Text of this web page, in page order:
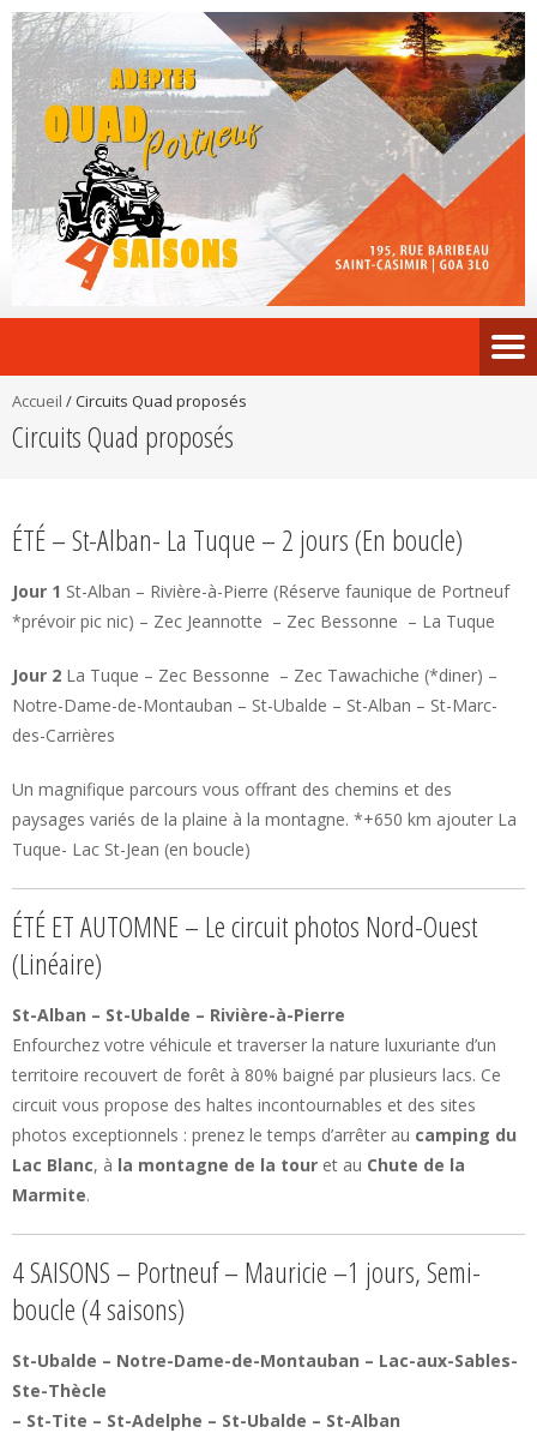
Accueil /Circuits Quad proposés
Circuits Quad proposés
ÉTÉ – St-Alban- La Tuque – 2 jours (En boucle)
Jour 1 St-Alban – Rivière-à-Pierre (Réserve faunique de Portneuf
*prévoir pic nic) – Zec Jeannotte – Zec Bessonne – La Tuque
Jour 2 La Tuque – Zec Bessonne – Zec Tawachiche (*diner) –
Notre-Dame-de-Montauban – St-Ubalde – St-Alban – St-Marc-
des-Carrières
Un magnifique parcours vous offrant des chemins et des
paysages variés de la plaine à la montagne. *+650 km ajouter La
Tuque- Lac St-Jean (en boucle)
ÉTÉ ET AUTOMNE – Le circuit photos Nord-Ouest
(Linéaire)
St-Alban – St-Ubalde – Rivière-à-Pierre
Enfourchez votre véhicule et traverser la nature luxuriante d’un
territoire recouvert de forêt à 80% baigné par plusieurs lacs. Ce
circuit vous propose des haltes incontournables et des sites
photos exceptionnels : prenez le temps d’arrêter au camping du
Lac Blanc, à la montagne de la tour et au Chute de la
Marmite.
4 SAISONS – Portneuf – Mauricie –1 jours, Semi-
boucle (4 saisons)
St-Ubalde – Notre-Dame-de-Montauban – Lac-aux-Sables-
Ste-Thècle
– St-Tite – St-Adelphe – St-Ubalde – St-Alban